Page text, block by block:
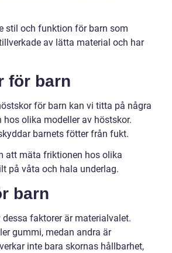
stil och funktion för barn som
av lätta material och har
för barn
för barn kan vi titta på några
olika modeller av höstskor.
barnets fötter från fukt.
att mäta friktionen hos olika
på våta och hala underlag.
barn
faktorer är materialvalet.
gummi, medan andra är
inte bara skornas hållbarhet,